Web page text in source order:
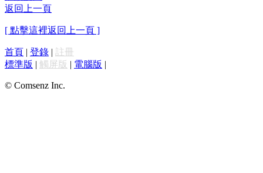
返回上一頁
[ 點擊這裡返回上一頁 ]
首頁 | 登錄 | 註冊
標準版 | 觸屏版 | 電腦版 |
© Comsenz Inc.